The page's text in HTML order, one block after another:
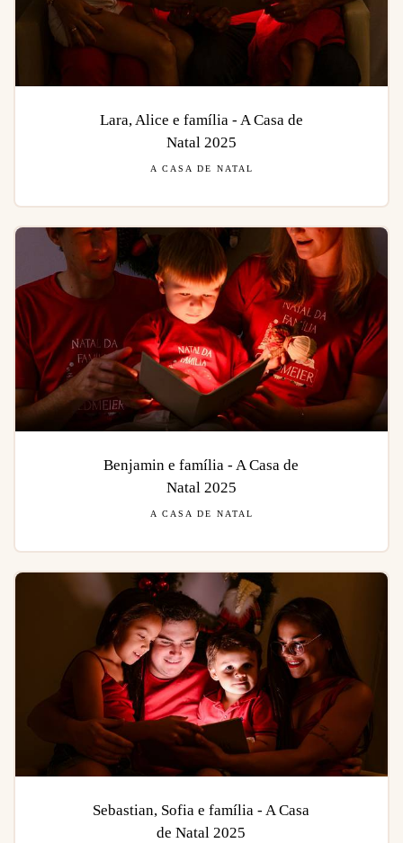
Lara, Alice e família - A Casa de
Natal 2025
A CASA DE NATAL
Benjamin e família - A Casa de
Natal 2025
A CASA DE NATAL
Sebastian, Sofia e família - A Casa
de Natal 2025